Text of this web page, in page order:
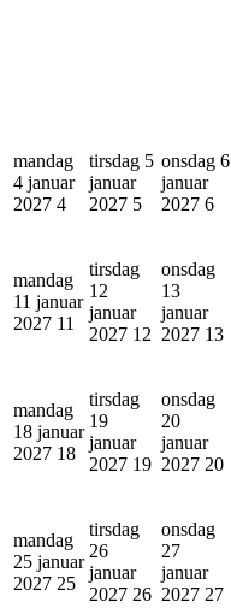
mandag
4 januar
2027 4
tirsdag 5
januar
2027 5
onsdag 6
januar
2027 6
mandag
11 januar
2027 11
tirsdag
12
januar
2027 12
onsdag
13
januar
2027 13
mandag
18 januar
2027 18
tirsdag
19
januar
2027 19
onsdag
20
januar
2027 20
mandag
25 januar
2027 25
tirsdag
26
januar
2027 26
onsdag
27
januar
2027 27